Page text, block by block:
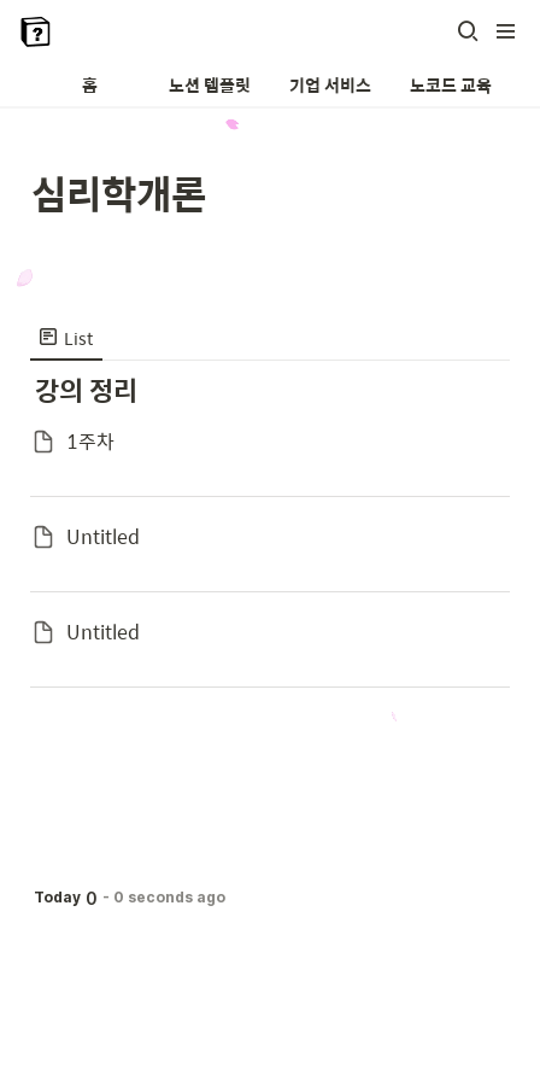
홈 노션 템플릿 기업 서비스 노코드 교육
심리학개론
List
강의 정리
1주차
Untitled
Untitled
Today 0 - 0 seconds ago